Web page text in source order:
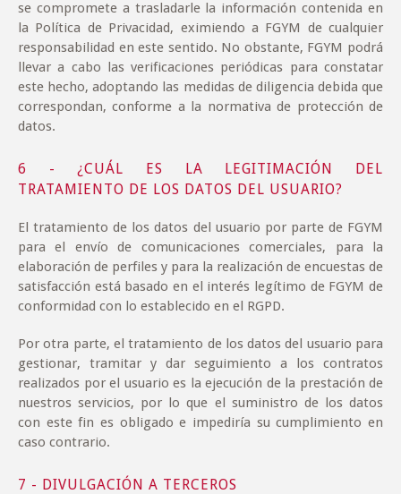
se compromete a trasladarle la información contenida en
la Política de Privacidad, eximiendo a FGYM de cualquier
responsabilidad en este sentido. No obstante, FGYM podrá
llevar a cabo las verificaciones periódicas para constatar
este hecho, adoptando las medidas de diligencia debida que
correspondan, conforme a la normativa de protección de
datos.
6 - ¿CUÁL ES LA LEGITIMACIÓN DEL
TRATAMIENTO DE LOS DATOS DEL USUARIO?
El tratamiento de los datos del usuario por parte de FGYM
para el envío de comunicaciones comerciales, para la
elaboración de perfiles y para la realización de encuestas de
satisfacción está basado en el interés legítimo de FGYM de
conformidad con lo establecido en el RGPD.
Por otra parte, el tratamiento de los datos del usuario para
gestionar, tramitar y dar seguimiento a los contratos
realizados por el usuario es la ejecución de la prestación de
nuestros servicios, por lo que el suministro de los datos
con este fin es obligado e impediría su cumplimiento en
caso contrario.
7 - DIVULGACIÓN A TERCEROS